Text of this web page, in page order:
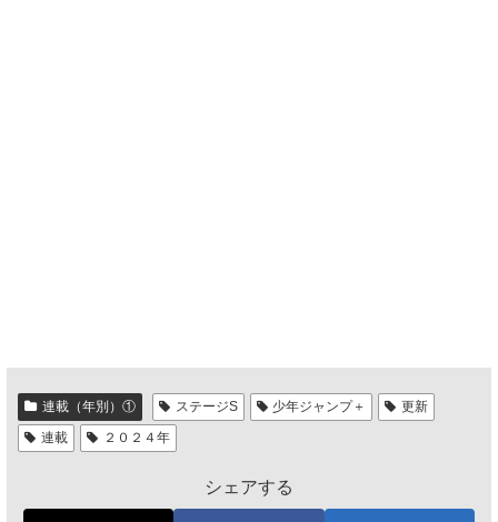
連載（年別）① ステージS 少年ジャンプ＋
更新
連載
２０２４年
シェアする